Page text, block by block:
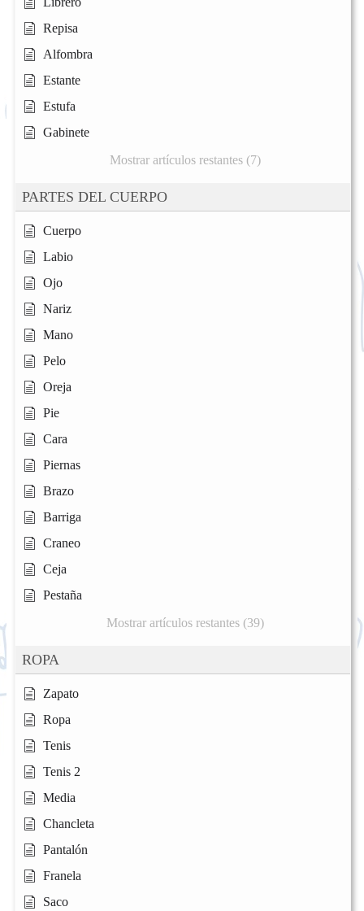
Repisa
Alfombra
Estante
Estufa
Gabinete
Mostrar artículos restantes (7)
PARTES DEL CUERPO
Cuerpo
Labio
Ojo
Nariz
Mano
Pelo
Oreja
Pie
Cara
Piernas
Brazo
Barriga
Craneo
Ceja
Pestaña
Mostrar artículos restantes (39)
ROPA
Zapato
Ropa
Tenis
Tenis 2
Media
Chancleta
Pantalón
Franela
Saco